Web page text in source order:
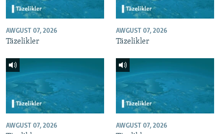
AWGUST 07, 2026
Täzelikler
AWGUST 07, 2026
Täzelikler
AWGUST 07, 2026 AWGUST 07, 2026